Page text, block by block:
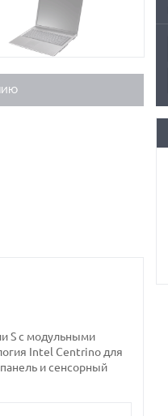
S с модульными
Intel Centrino для
и сенсорный